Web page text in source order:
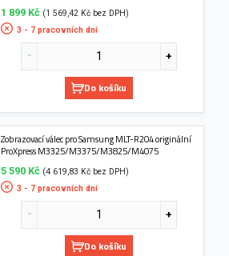
1 899 Kč (1 569,42 Kč bez DPH)
3 - 7 pracovních dní
Do košíku
Zobrazovací válec pro Samsung MLT-R204 originální
ProXpress M3325/M3375/M3825/M4075
5 590 Kč (4 619,83 Kč bez DPH)
3 - 7 pracovních dní
Do košíku